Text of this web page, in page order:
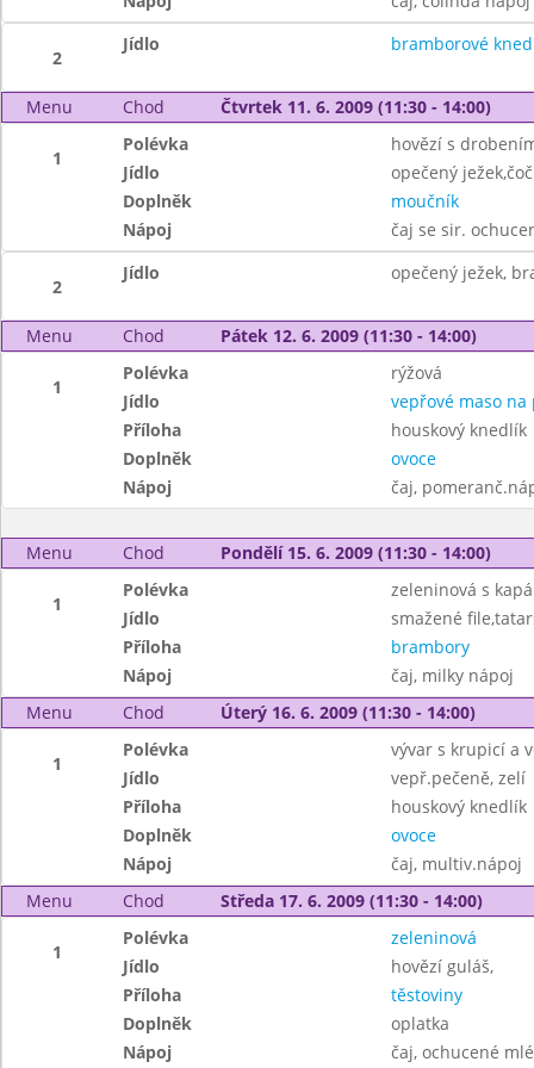
2
Jídlo bramborové
Menu Chod Čtvrtek 11. 6. 2009 (11:30 - 14:00)
1
Polévka
hovězí s
Jídlo
opečený
Doplněk
moučník
Nápoj
čaj se sir.
2
Jídlo opečený ježek,
Menu Chod Pátek 12. 6. 2009 (11:30 - 14:00)
1
Polévka
rýžová
Jídlo
vepřové maso na
Příloha
houskový knedlík
Doplněk
ovoce
Nápoj
čaj,
Menu Chod Pondělí 15. 6. 2009 (11:30 - 14:00)
1
Polévka
zeleninová s
Jídlo
smažené
Příloha
brambory
Nápoj
čaj, milky nápoj
Menu
Chod Úterý 16. 6. 2009 (11:30 - 14:00)
1
Polévka
vývar s krupicí a
Jídlo
vepř.pečeně, zelí
Příloha
houskový knedlík
Doplněk
ovoce
Nápoj
čaj, multiv.nápoj
Menu
Chod Středa 17. 6. 2009 (11:30 - 14:00)
1
Polévka
zeleninová
Jídlo
hovězí guláš,
Příloha
těstoviny
Doplněk
oplatka
Nápoj
čaj, ochucené